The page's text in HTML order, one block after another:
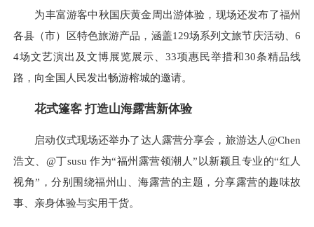
为丰富游客中秋国庆黄金周出游体验，现场还发布了福州
各县（市）区特色旅游产品，涵盖129场系列文旅节庆活动、6
4场文艺演出及文博展览展示、33项惠民举措和30条精品线
路，向全国人民发出畅游榕城的邀请。
花式篷客 打造山海露营新体验
启动仪式现场还举办了达人露营分享会，旅游达人@Chen
浩文、@丁susu 作为“福州露营领潮人”以新颖且专业的“红人
视角”，分别围绕福州山、海露营的主题，分享露营的趣味故
事、亲身体验与实用干货。